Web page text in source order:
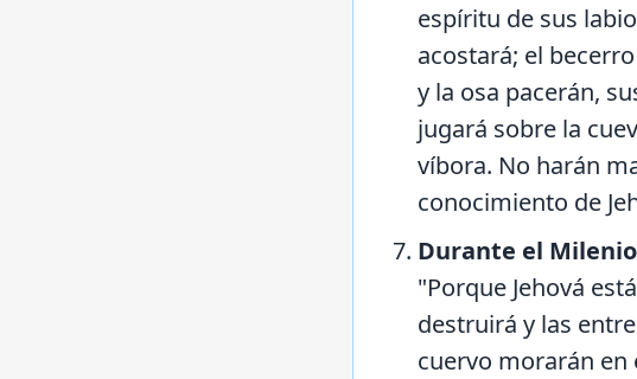
espíritu de sus
acostará; el
y la osa pacerán,
jugará sobre la
víbora. No harán
conocimiento de
Durante el
"Porque Jehová
destruirá y las
cuervo morarán en